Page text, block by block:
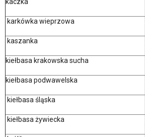
karkówka wieprzowa
kaszanka
kiełbasa krakowska sucha
kiełbasa podwawelska
kiełbasa śląska
kiełbasa żywiecka